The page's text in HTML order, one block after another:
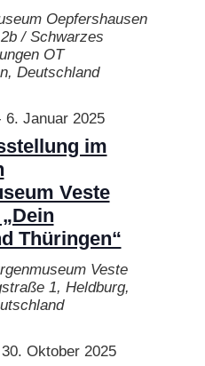
Oepfershausen
/ Schwarzes
OT
Deutschland
im
Veste
Thüringen“
6. Januar 2025
Veste
1, Heldburg,
30. Oktober 2025